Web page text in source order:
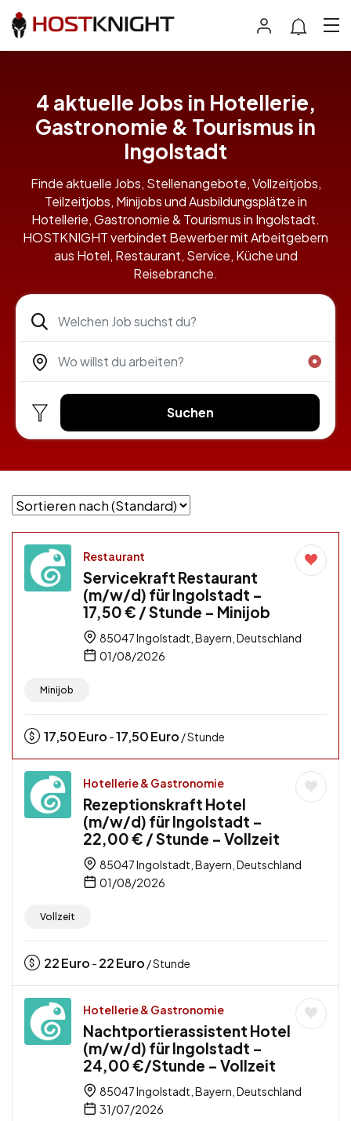
4 aktuelle Jobs in Hotellerie,
Gastronomie & Tourismus in
Ingolstadt
Finde aktuelle Jobs, Stellenangebote, Vollzeitjobs,
Teilzeitjobs, Minijobs und Ausbildungsplätze in
Hotellerie, Gastronomie & Tourismus in Ingolstadt.
HOSTKNIGHT verbindet Bewerber mit Arbeitgebern
aus Hotel, Restaurant, Service, Küche und
Reisebranche.
Suchen
Restaurant
Servicekraft Restaurant
(m/w/d) für Ingolstadt –
17,50 € / Stunde – Minijob
85047 Ingolstadt, Bayern, Deutschland
01/08/2026
Minijob
17,50Euro -17,50Euro / Stunde
Hotellerie & Gastronomie
Rezeptionskraft Hotel
(m/w/d) für Ingolstadt –
22,00 € / Stunde – Vollzeit
85047 Ingolstadt, Bayern, Deutschland
01/08/2026
Vollzeit
22Euro - 22Euro / Stunde
Hotellerie & Gastronomie
Nachtportierassistent Hotel
(m/w/d) für Ingolstadt –
24,00 €/Stunde – Vollzeit
85047 Ingolstadt, Bayern, Deutschland
31/07/2026